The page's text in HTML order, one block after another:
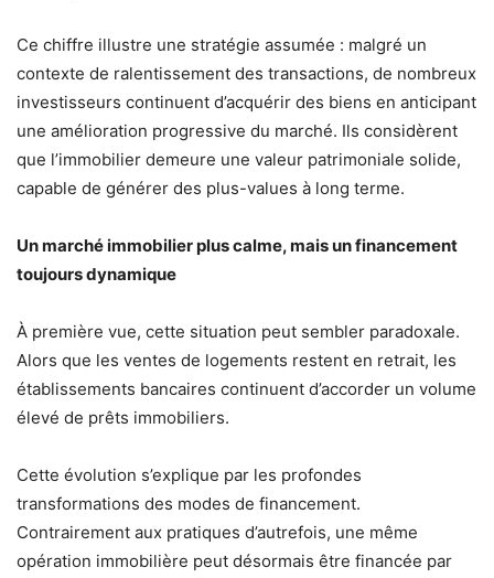
Ce chiffre illustre une stratégie assumée : malgré un
contexte de ralentissement des transactions, de nombreux
investisseurs continuent d’acquérir des biens en anticipant
une amélioration progressive du marché. Ils considèrent
que l’immobilier demeure une valeur patrimoniale solide,
capable de générer des plus-values à long terme.
Un marché immobilier plus calme, mais un financement
toujours dynamique
À première vue, cette situation peut sembler paradoxale.
Alors que les ventes de logements restent en retrait, les
établissements bancaires continuent d’accorder un volume
élevé de prêts immobiliers.
Cette évolution s’explique par les profondes
transformations des modes de financement.
Contrairement aux pratiques d’autrefois, une même
opération immobilière peut désormais être financée par